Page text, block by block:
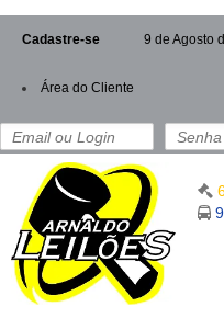
Cadastre-se 9 de Agosto
Área do Cliente